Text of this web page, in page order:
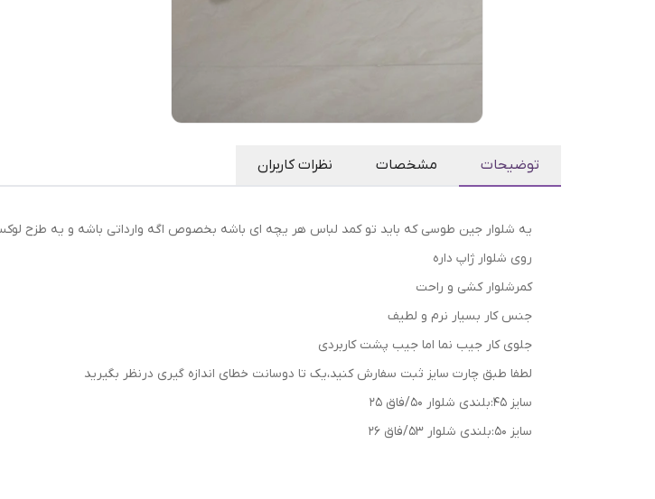
توضیحات مشخصات نظرات کاربران
یه شلوار جین طوسی که باید تو کمد لباس هر یچه ای باشه بخصوص اگه وارداتی باشه و یه طزح
روی شلوار ژاپ داره
کمرشلوار کشی و راحت
جنس کار بسیار نرم و لطیف
جلوی کار جیب نما اما جیب پشت کاربردی
لطفا طبق چارت سایز ثبت سفارش کنید،یک تا دوسانت خطای اندازه گیری درنظر بگیرید
سایز 45:بلندی شلوار 50/فاق 25
سایز 50:بلندی شلوار 53/فاق 26